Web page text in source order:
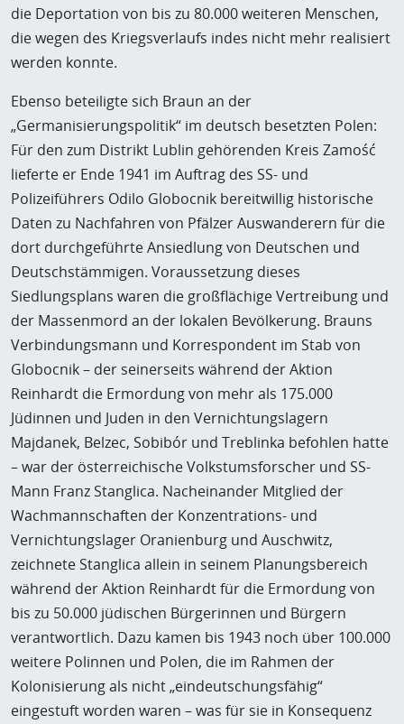
die Deportation von bis zu 80.000 weiteren Menschen,
die wegen des Kriegsverlaufs indes nicht mehr realisiert
werden konnte.
Ebenso beteiligte sich Braun an der
„Germanisierungspolitik“ im deutsch besetzten Polen:
Für den zum Distrikt Lublin gehörenden Kreis Zamość
lieferte er Ende 1941 im Auftrag des SS- und
Polizeiführers Odilo Globocnik bereitwillig historische
Daten zu Nachfahren von Pfälzer Auswanderern für die
dort durchgeführte Ansiedlung von Deutschen und
Deutschstämmigen. Voraussetzung dieses
Siedlungsplans waren die großflächige Vertreibung und
der Massenmord an der lokalen Bevölkerung. Brauns
Verbindungsmann und Korrespondent im Stab von
Globocnik – der seinerseits während der Aktion
Reinhardt die Ermordung von mehr als 175.000
Jüdinnen und Juden in den Vernichtungslagern
Majdanek, Belzec, Sobibór und Treblinka befohlen hatte
– war der österreichische Volkstumsforscher und SS-
Mann Franz Stanglica. Nacheinander Mitglied der
Wachmannschaften der Konzentrations- und
Vernichtungslager Oranienburg und Auschwitz,
zeichnete Stanglica allein in seinem Planungsbereich
während der Aktion Reinhardt für die Ermordung von
bis zu 50.000 jüdischen Bürgerinnen und Bürgern
verantwortlich. Dazu kamen bis 1943 noch über 100.000
weitere Polinnen und Polen, die im Rahmen der
Kolonisierung als nicht „eindeutschungsfähig“
eingestuft worden waren – was für sie in Konsequenz